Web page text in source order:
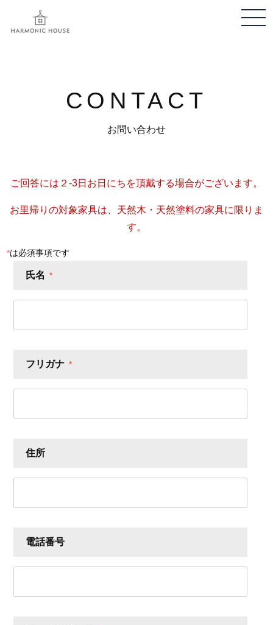
メ
CONTACT
お問い合わせ
ご回答には２-3日お日にちを頂戴する場合がございます。
お里帰りの対象家具は、天然木・天然塗料の家具に限りま
す。
*は必須事項です
氏名 *
フリガナ *
住所
電話番号